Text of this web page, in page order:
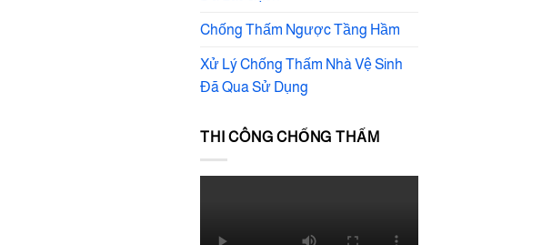
Chống Thấm Ngược Tầng Hầm
Xử Lý Chống Thấm Nhà Vệ Sinh
Đã Qua Sử Dụng
THI CÔNG CHỐNG THẤM